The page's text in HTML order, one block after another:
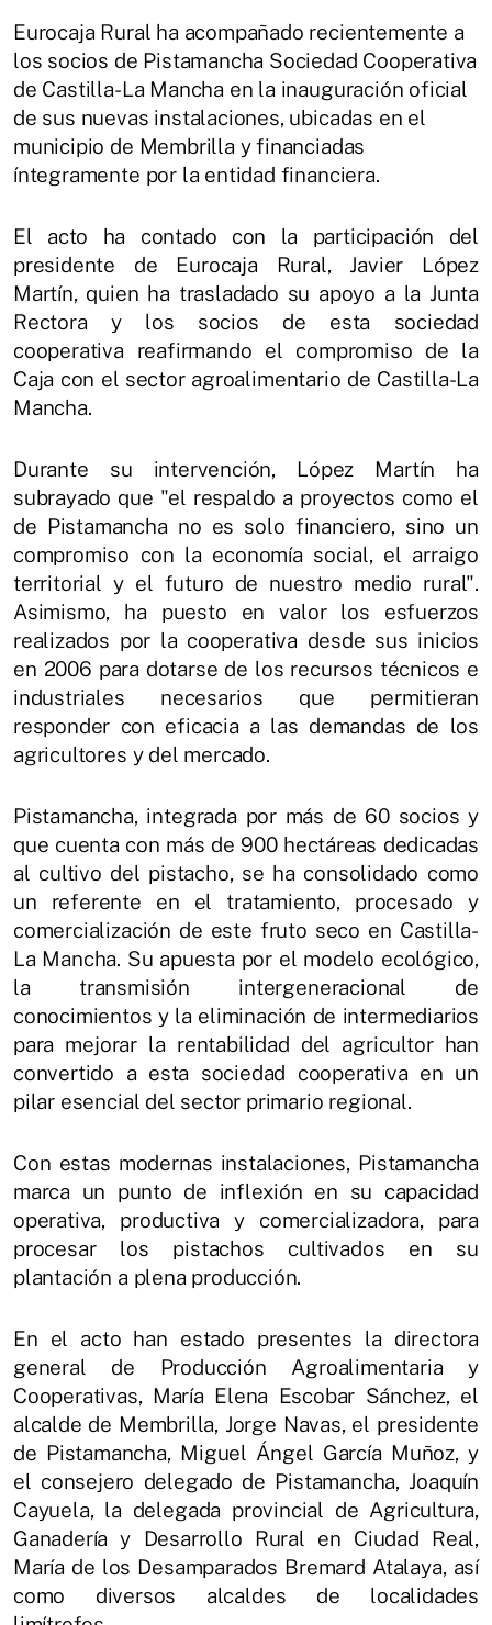
Eurocaja Rural ha acompañado recientemente a
los socios de Pistamancha Sociedad Cooperativa
de Castilla-La Mancha en la inauguración oficial
de sus nuevas instalaciones, ubicadas en el
municipio de Membrilla y financiadas
íntegramente por la entidad financiera.
El acto ha contado con la participación del
presidente de Eurocaja Rural, Javier López
Martín, quien ha trasladado su apoyo a la Junta
Rectora y los socios de esta sociedad
cooperativa reafirmando el compromiso de la
Caja con el sector agroalimentario de Castilla-La
Mancha.
Durante su intervención, López Martín ha
subrayado que "el respaldo a proyectos como el
de Pistamancha no es solo financiero, sino un
compromiso con la economía social, el arraigo
territorial y el futuro de nuestro medio rural".
Asimismo, ha puesto en valor los esfuerzos
realizados por la cooperativa desde sus inicios
en 2006 para dotarse de los recursos técnicos e
industriales necesarios que permitieran
responder con eficacia a las demandas de los
agricultores y del mercado.
Pistamancha, integrada por más de 60 socios y
que cuenta con más de 900 hectáreas dedicadas
al cultivo del pistacho, se ha consolidado como
un referente en el tratamiento, procesado y
comercialización de este fruto seco en Castilla-
La Mancha. Su apuesta por el modelo ecológico,
la transmisión intergeneracional de
conocimientos y la eliminación de intermediarios
para mejorar la rentabilidad del agricultor han
convertido a esta sociedad cooperativa en un
pilar esencial del sector primario regional.
Con estas modernas instalaciones, Pistamancha
marca un punto de inflexión en su capacidad
operativa, productiva y comercializadora, para
procesar los pistachos cultivados en su
plantación a plena producción.
En el acto han estado presentes la directora
general de Producción Agroalimentaria y
Cooperativas, María Elena Escobar Sánchez, el
alcalde de Membrilla, Jorge Navas, el presidente
de Pistamancha, Miguel Ángel García Muñoz, y
el consejero delegado de Pistamancha, Joaquín
Cayuela, la delegada provincial de Agricultura,
Ganadería y Desarrollo Rural en Ciudad Real,
María de los Desamparados Bremard Atalaya, así
como diversos alcaldes de localidades